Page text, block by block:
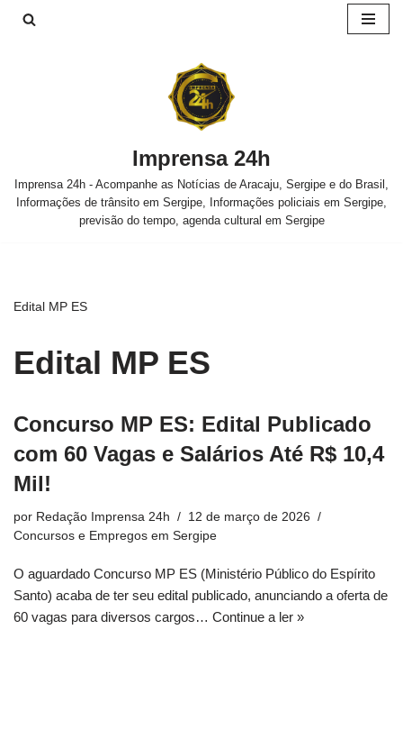
Imprensa 24h
Imprensa 24h - Acompanhe as Notícias de Aracaju, Sergipe e do Brasil,
Informações de trânsito em Sergipe, Informações policiais em Sergipe,
previsão do tempo, agenda cultural em Sergipe
Edital MP ES
Edital MP ES
Concurso MP ES: Edital Publicado
com 60 Vagas e Salários Até R$ 10,4
Mil!
por Redação Imprensa 24h
12 de março de 2026
Concursos e Empregos em Sergipe
O aguardado Concurso MP ES (Ministério Público do Espírito
Santo) acaba de ter seu edital publicado, anunciando a oferta de
60 vagas para diversos cargos… Continue a ler »